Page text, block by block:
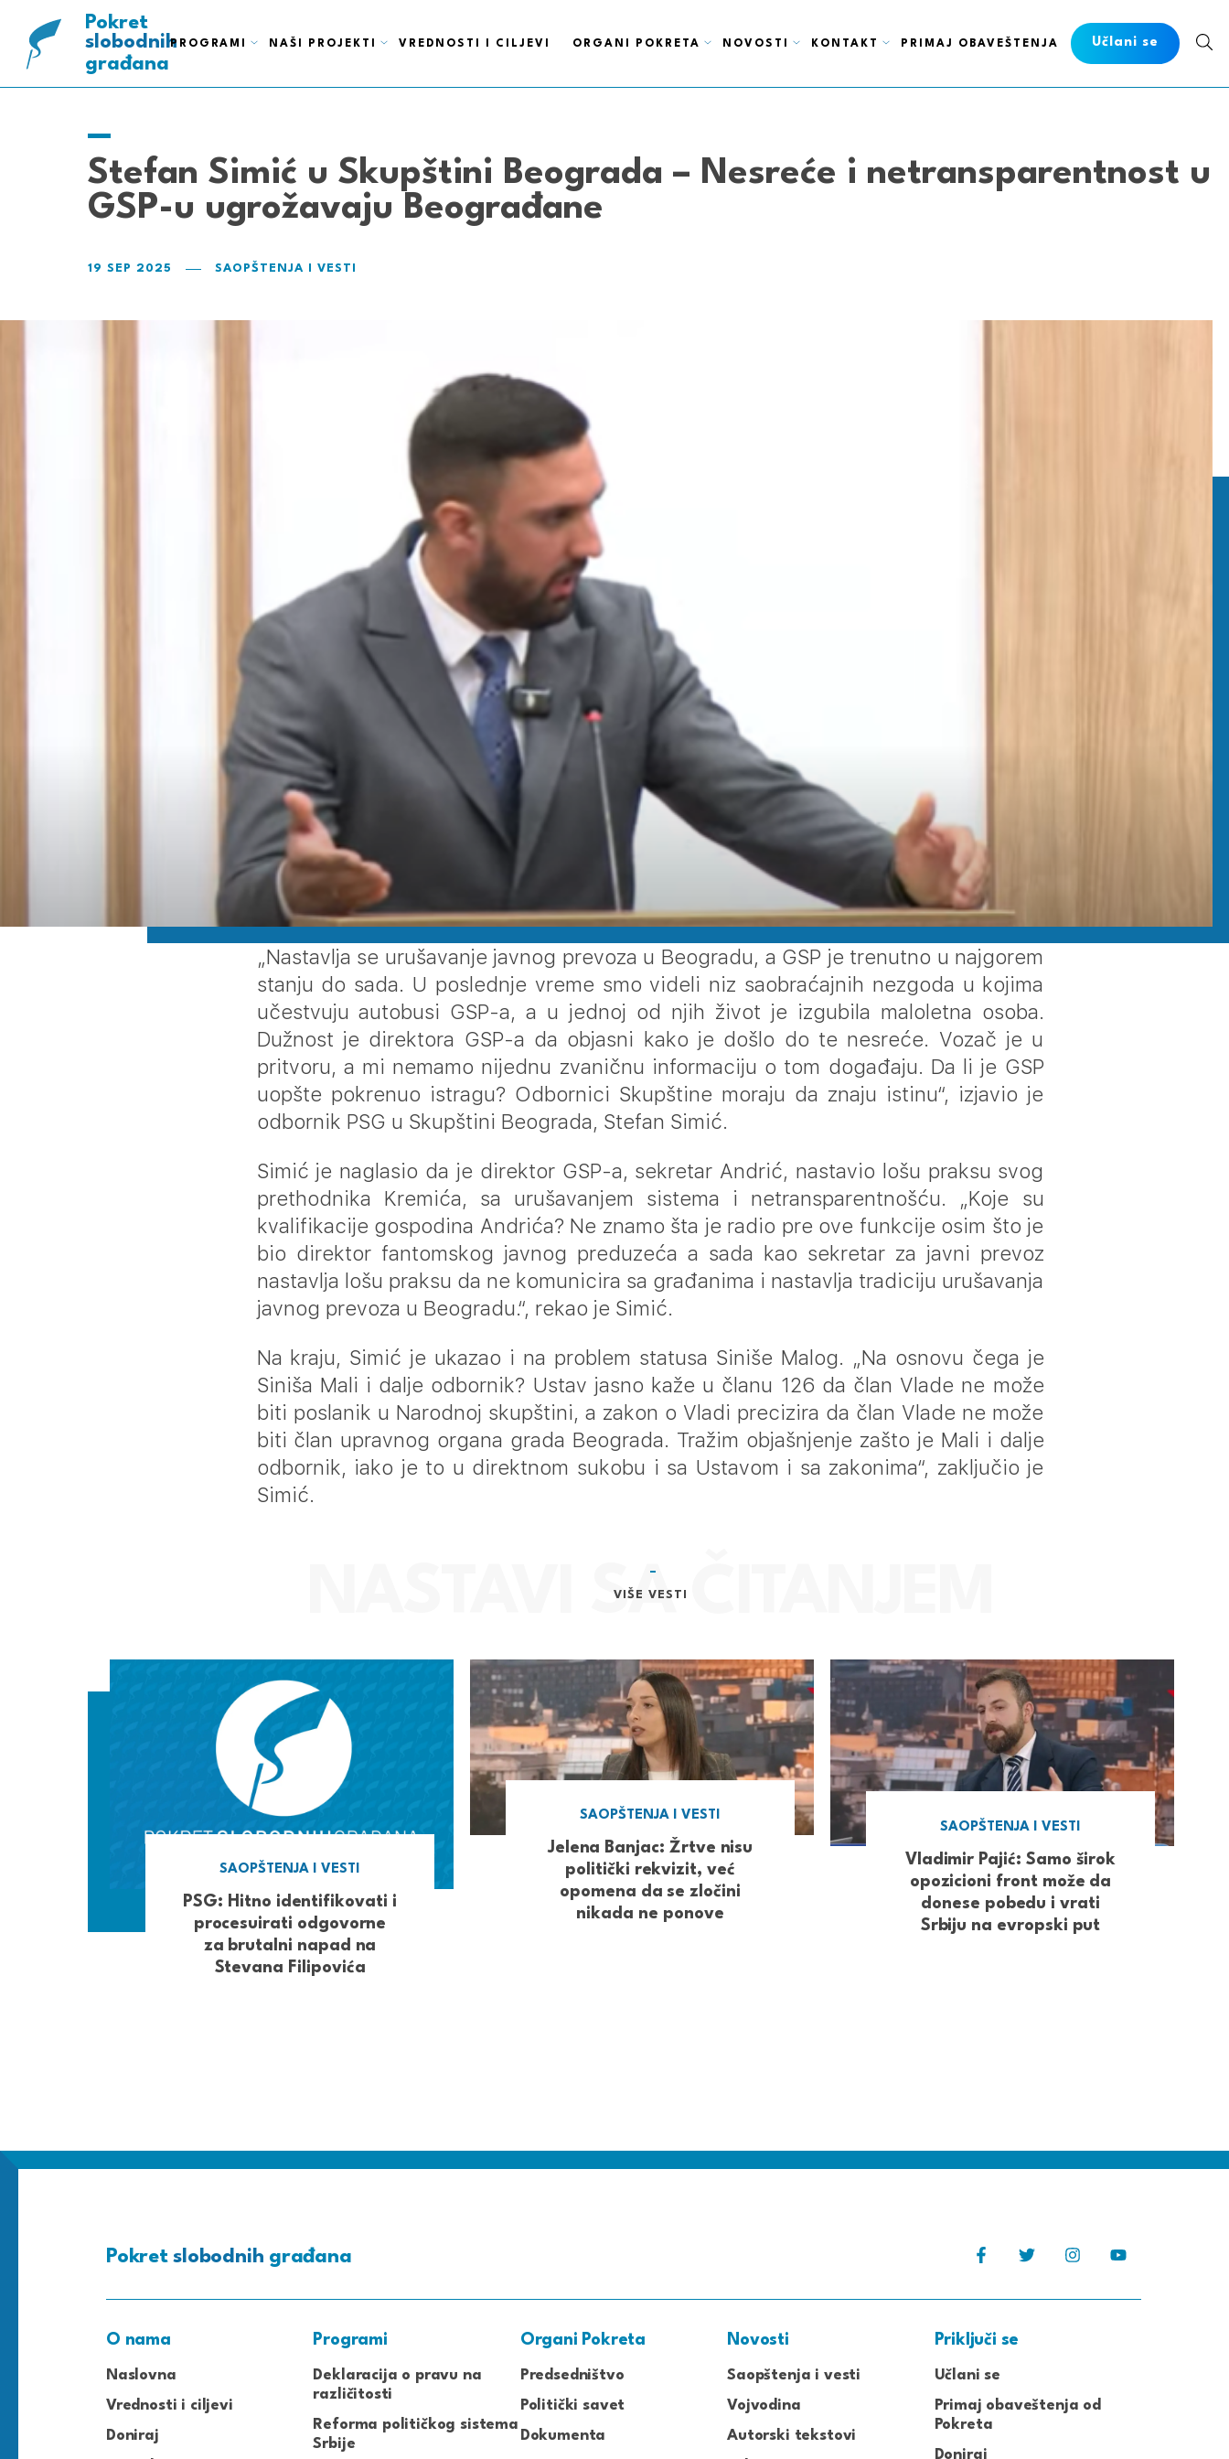
Pokret
pametnih
slobodnih
građana
PROGRAMI NAŠI PROJEKTI VREDNOSTI I CILJEVI ORGANI POKRETA NOVOSTI KONTAKT PRIMAJ OBAVEŠTENJA Učlani se
Stefan Simić u Skupštini Beograda – Nesreće i netransparentnost u
GSP-u ugrožavaju Beograđane
19 SEP 2025 SAOPŠTENJA I VESTI
„Nastavlja se urušavanje javnog prevoza u Beogradu, a GSP je trenutno u najgorem
stanju do sada. U poslednje vreme smo videli niz saobraćajnih nezgoda u kojima
učestvuju autobusi GSP-a, a u jednoj od njih život je izgubila maloletna osoba.
Dužnost je direktora GSP-a da objasni kako je došlo do te nesreće. Vozač je u
pritvoru, a mi nemamo nijednu zvaničnu informaciju o tom događaju. Da li je GSP
uopšte pokrenuo istragu? Odbornici Skupštine moraju da znaju istinu“, izjavio je
odbornik PSG u Skupštini Beograda, Stefan Simić.
Simić je naglasio da je direktor GSP-a, sekretar Andrić, nastavio lošu praksu svog
prethodnika Kremića, sa urušavanjem sistema i netransparentnošću. „Koje su
kvalifikacije gospodina Andrića? Ne znamo šta je radio pre ove funkcije osim što je
bio direktor fantomskog javnog preduzeća a sada kao sekretar za javni prevoz
nastavlja lošu praksu da ne komunicira sa građanima i nastavlja tradiciju urušavanja
javnog prevoza u Beogradu.“, rekao je Simić.
Na kraju, Simić je ukazao i na problem statusa Siniše Malog. „Na osnovu čega je
Siniša Mali i dalje odbornik? Ustav jasno kaže u članu 126 da član Vlade ne može
biti poslanik u Narodnoj skupštini, a zakon o Vladi precizira da član Vlade ne može
biti član upravnog organa grada Beograda. Tražim objašnjenje zašto je Mali i dalje
odbornik, iako je to u direktnom sukobu i sa Ustavom i sa zakonima“, zaključio je
Simić.
VIŠE VESTI
SAOPŠTENJA I VESTI
PSG: Hitno identifikovati i
procesuirati odgovorne
za brutalni napad na
Stevana Filipovića
SAOPŠTENJA I VESTI
Jelena Banjac: Žrtve nisu
politički rekvizit, već
opomena da se zločini
nikada ne ponove
SAOPŠTENJA I VESTI
Vladimir Pajić: Samo širok
opozicioni front može da
donese pobedu i vrati
Srbiju na evropski put
Pokretslobodnih građana
O nama
Naslovna
Vrednosti i ciljevi
Doniraj
Programi
Deklaracija o pravu na
različitosti
Reforma političkog sistema
Srbije
Organi Pokreta
Predsedništvo
Politički savet
Dokumenta
Novosti
Saopštenja i vesti
Vojvodina
Autorski tekstovi
Priključi se
Učlani se
Primaj obaveštenja od
Pokreta
Doniraj